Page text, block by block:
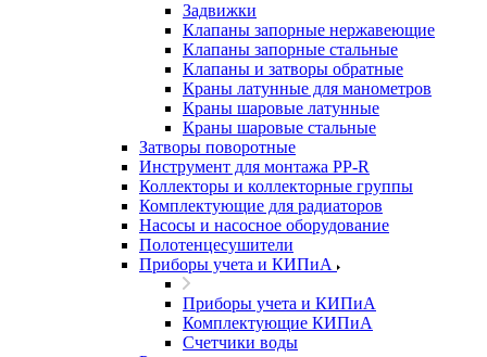
Задвижки
Клапаны запорные нержавеющие
Клапаны запорные стальные
Клапаны и затворы обратные
Краны латунные для манометров
Краны шаровые латунные
Краны шаровые стальные
Затворы поворотные
Инструмент для монтажа PP-R
Коллекторы и коллекторные группы
Комплектующие для радиаторов
Насосы и насосное оборудование
Полотенцесушители
Приборы учета и КИПиА
Приборы учета и КИПиА
Комплектующие КИПиА
Счетчики воды